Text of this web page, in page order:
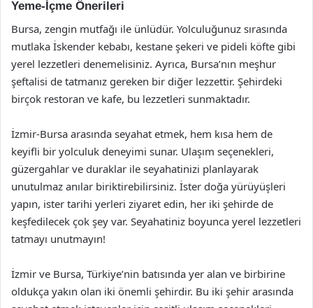
Yeme-İçme Önerileri
Bursa, zengin mutfağı ile ünlüdür. Yolculuğunuz sırasında
mutlaka İskender kebabı, kestane şekeri ve pideli köfte gibi
yerel lezzetleri denemelisiniz. Ayrıca, Bursa’nın meşhur
şeftalisi de tatmanız gereken bir diğer lezzettir. Şehirdeki
birçok restoran ve kafe, bu lezzetleri sunmaktadır.
İzmir-Bursa arasında seyahat etmek, hem kısa hem de
keyifli bir yolculuk deneyimi sunar. Ulaşım seçenekleri,
güzergahlar ve duraklar ile seyahatinizi planlayarak
unutulmaz anılar biriktirebilirsiniz. İster doğa yürüyüşleri
yapın, ister tarihi yerleri ziyaret edin, her iki şehirde de
keşfedilecek çok şey var. Seyahatiniz boyunca yerel lezzetleri
tatmayı unutmayın!
İzmir ve Bursa, Türkiye’nin batısında yer alan ve birbirine
oldukça yakın olan iki önemli şehirdir. Bu iki şehir arasında